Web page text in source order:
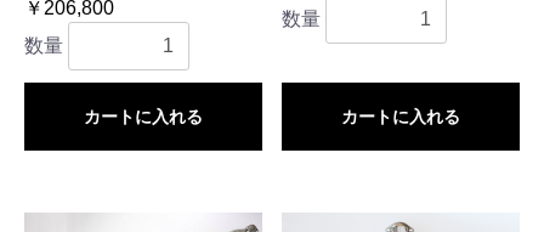
￥206,800
数量
カートに入れる
数量
カートに入れる